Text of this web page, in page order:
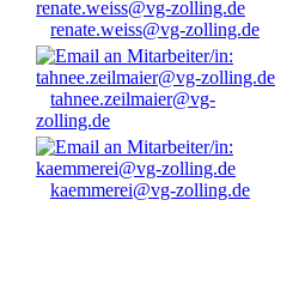
renate.weiss@vg-zolling.de
tahnee.zeilmaier@vg-
zolling.de
kaemmerei@vg-zolling.de